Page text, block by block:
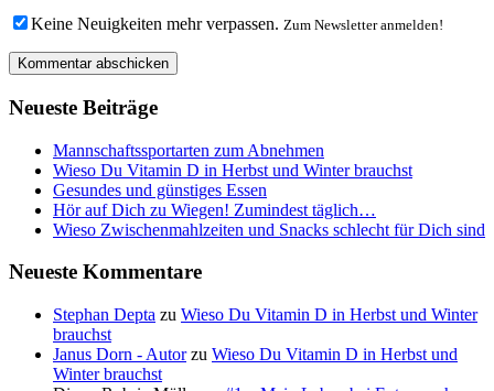
Keine Neuigkeiten mehr verpassen. Zum Newsletter anmelden!
Neueste Beiträge
Mannschaftssportarten zum Abnehmen
Wieso Du Vitamin D in Herbst und Winter brauchst
Gesundes und günstiges Essen
Hör auf Dich zu Wiegen! Zumindest täglich…
Wieso Zwischenmahlzeiten und Snacks schlecht für Dich sind
Neueste Kommentare
Stephan Depta zu Wieso Du Vitamin D in Herbst und Winter
brauchst
Janus Dorn - Autorzu Wieso Du Vitamin D in Herbst und
Winter brauchst